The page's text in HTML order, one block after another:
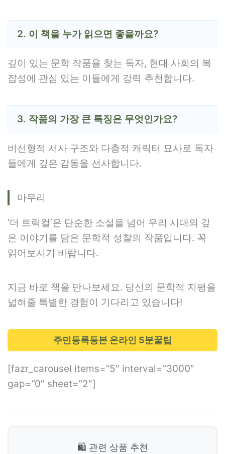
2. 이 책을 누가 읽으면 좋을까요?
깊이 있는 문학 작품을 찾는 독자, 현대 사회의 복
잡성에 관심 있는 이들에게 강력 추천합니다.
3. 작품의 가장 큰 특징은 무엇인가요?
비선형적 서사 구조와 다층적 캐릭터 묘사로 독자
들에게 깊은 감동을 선사합니다.
마무리
‘더 트릭컬’은 단순한 소설을 넘어 우리 시대의 깊
은 이야기를 담은 문학적 성찰의 작품입니다. 꼭
읽어보시기 바랍니다.
지금 바로 책을 만나보세요. 당신의 문학적 지평을
넓혀줄 특별한 경험이 기다리고 있습니다!
주민등록등본 온라인 5분꿀팁
[fazr_carousel items=”5″ interval=”3000″
gap=”0″ sheet=”2″]
🛍️ 관련 상품 추천